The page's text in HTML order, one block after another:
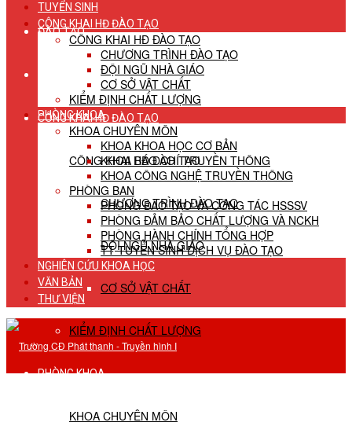
ĐÀO TẠO
TUYỂN SINH
CÔNG KHAI HĐ ĐÀO TẠO
CÔNG KHAI HĐ ĐÀO TẠO
CHƯƠNG TRÌNH ĐÀO TẠO
ĐỘI NGŨ NHÀ GIÁO
CƠ SỞ VẬT CHẤT
KIỂM ĐỊNH CHẤT LƯỢNG
PHÒNG KHOA
KHOA CHUYÊN MÔN
TUYỂN SINH
CÔNG KHAI HĐ ĐÀO TẠO
CÔNG KHAI HĐ ĐÀO TẠO
CHƯƠNG TRÌNH ĐÀO TẠO
ĐỘI NGŨ NHÀ GIÁO
CƠ SỞ VẬT CHẤT
KIỂM ĐỊNH CHẤT LƯỢNG
PHÒNG KHOA
KHOA CHUYÊN MÔN
KHOA KHOA HỌC CƠ BẢN
KHOA BÁO CHÍ TRUYỀN THÔNG
KHOA CÔNG NGHỆ TRUYỀN THÔNG
PHÒNG BAN
PHÒNG ĐÀO TẠO VÀ CÔNG TÁC HSSSV
PHÒNG ĐẢM BẢO CHẤT LƯỢNG VÀ NCKH
PHÒNG HÀNH CHÍNH TỔNG HỢP
TT TUYỂN SINH DỊCH VỤ ĐÀO TẠO
NGHIÊN CỨU KHOA HỌC
VĂN BẢN
THƯ VIỆN